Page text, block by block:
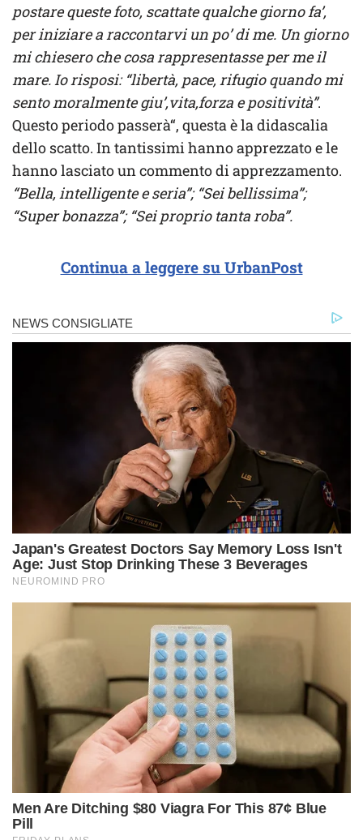
postare queste foto, scattate qualche giorno fa’,
per iniziare a raccontarvi un po’ di me. Un giorno
mi chiesero che cosa rappresentasse per me il
mare. Io risposi: “libertà, pace, rifugio quando mi
sento moralmente giu’,vita,forza e positività”.
Questo periodo passerà“, questa è la didascalia
dello scatto. In tantissimi hanno apprezzato e le
hanno lasciato un commento di apprezzamento.
“Bella, intelligente e seria”; “Sei bellissima”;
“Super bonazza”; “Sei proprio tanta roba”.
Continua a leggere su UrbanPost